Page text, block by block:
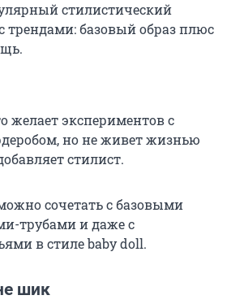
стилистический
трендами: базовый образ плюс
желает экспериментов с
но не живет жизнью
стилист.
сочетать с базовыми
трубами и даже с
в стиле baby doll.
шик